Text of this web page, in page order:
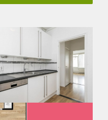
van de Eigenaar
van de Eigenaar